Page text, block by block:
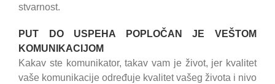
stvarnost.
PUT DO USPEHA POPLOČAN JE VEŠTOM
KOMUNIKACIJOM
Kakav ste komunikator, takav vam je život, jer kvalitet
vaše komunikacije određuje kvalitet vašeg života i nivo